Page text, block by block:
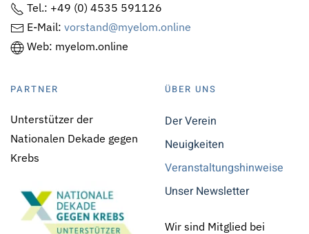
Tel.: +49 (0) 4535 591126
E-Mail: vorstand@myelom.online
Web: myelom.online
PARTNER
Unterstützer der
Nationalen Dekade gegen
Krebs
ÜBER UNS
Der Verein
Neuigkeiten
Veranstaltungshinweise
Unser Newsletter
Wir sind Mitglied bei